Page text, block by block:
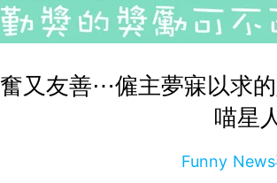
又友善⋯僱主夢寐以求
喵星
Funny News